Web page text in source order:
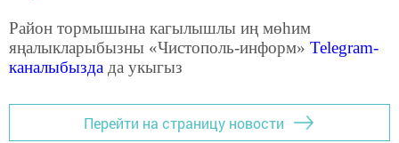
Район тормышына кагылышлы иң мөһим
яңалыкларыбызны «Чистополь-информ» Telegram-
каналыбызда да укыгыз
Перейти на страницу новости